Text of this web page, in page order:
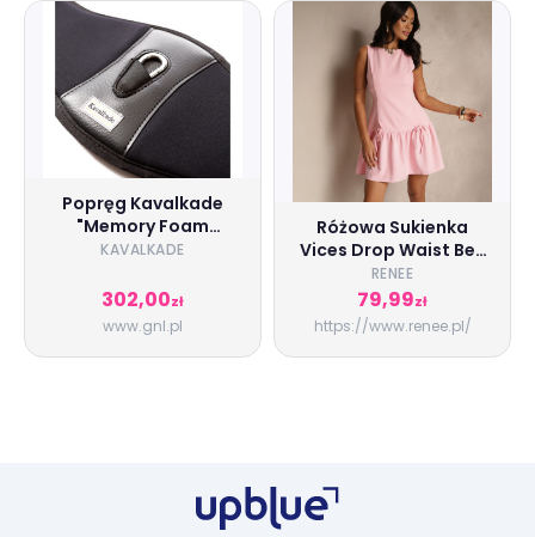
Popręg Kavalkade
"Memory Foam
Comfort"
KAVALKADE
302,00zł
www.gnl.pl
Różowa Sukienka
Vices Drop Waist Bez
Rękawów z
Kokardkami i Falbanką
Follena, różowy,
tkanina, Renee,
damski, letni, rozmiar
RENEE
79,99zł
https://www.renee.pl/